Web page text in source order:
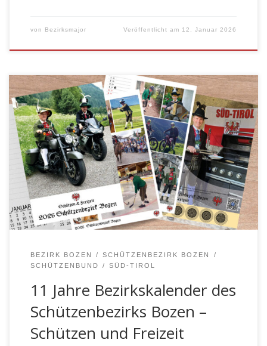
von Bezirksmajor Veröffentlicht am 12. Januar 2026
BOZEN – Der Bezirkskalender 2026 des Schützenbezirks
Bozen ist da! Bereits zum elften Mal erscheint der
beliebte Kalender, der ab sofort bei den Kompanien des
Bezirks erhältlich ist. Unter dem Motto „Schützen und
Freizeit“ widmet sich die diesjährige Ausgabe jenen
Momenten, in denen Tradition und persönliches Leben
aufeinandertreffen.
BEZIRK BOZEN
SCHÜTZENBEZIRK BOZEN
SCHÜTZENBUND
SÜD-TIROL
11 Jahre Bezirkskalender des
Schützenbezirks Bozen –
Schützen und Freizeit